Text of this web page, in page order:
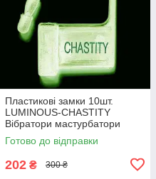
Пластикові замки 10шт.
LUMINOUS-CHASTITY
Вібратори мастурбатори
секс-шоп
Готово до відправки
202 ₴ 300 ₴